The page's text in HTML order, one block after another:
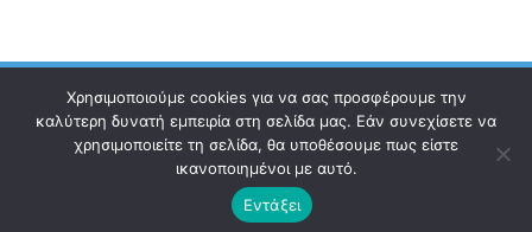
Ηλεκτρονικός Οδηγός Επικοινωνία Όροι χρήσης
© 2021 Copyright ilektronikosodigos.gr.
Χρησιμοποιούμε cookies για να σας προσφέρουμε την
καλύτερη δυνατή εμπειρία στη σελίδα μας. Εάν συνεχίσετε να
χρησιμοποιείτε τη σελίδα, θα υποθέσουμε πως είστε
ικανοποιημένοι με αυτό.
Εντάξει